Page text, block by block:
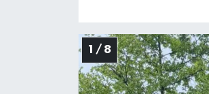
1 / 8